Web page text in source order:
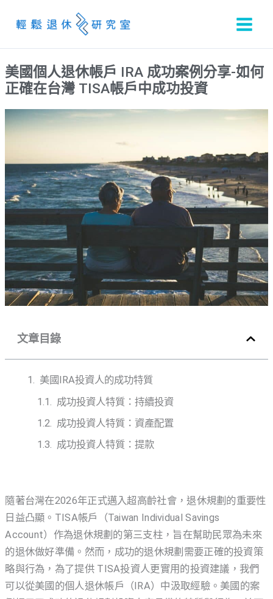
內
容
美國個人退休帳戶 IRA 成功案例分享-如何
正確在台灣 TISA帳戶中成功投資
文章目錄
美國IRA投資人的成功特質
成功投資人特質：持續投資
成功投資人特質：資產配置
成功投資人特質：提款
隨著台灣在2026年正式邁入超高齡社會，退休規劃的重要性
日益凸顯。TISA帳戶（Taiwan Individual Savings
Account）作為退休規劃的第三支柱，旨在幫助民眾為未來
的退休做好準備。然而，成功的退休規劃需要正確的投資策
略與行為，為了提供 TISA投資人更實用的投資建議，我們
可以從美國的個人退休帳戶（IRA）中汲取經驗。美國的案